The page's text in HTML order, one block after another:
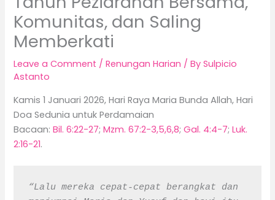
Komunitas, dan Saling
Memberkati
Leave a Comment /Renungan Harian / BySulpicio
Astanto
Kamis 1 Januari 2026, Hari Raya Maria Bunda Allah, Hari
Doa Sedunia untuk Perdamaian
Bacaan:Bil. 6:22-27;Mzm. 67:2-3,5,6,8;Gal. 4:4-7;Luk.
2:16-21.
“Lalu mereka cepat-cepat berangkat dan